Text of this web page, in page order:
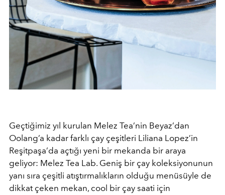
Geçtiğimiz yıl kurulan Melez Tea’nin Beyaz’dan
Oolang’a kadar farklı çay çeşitleri Liliana Lopez’in
Reşitpaşa’da açtığı yeni bir mekanda bir araya
geliyor: Melez Tea Lab. Geniş bir çay koleksiyonunun
yanı sıra çeşitli atıştırmalıkların olduğu menüsüyle de
dikkat çeken mekan, cool bir çay saati için